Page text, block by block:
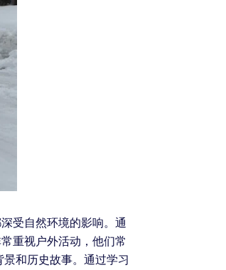
受自然环境的影响。通
重视户外活动，他们常
和历史故事。通过学习